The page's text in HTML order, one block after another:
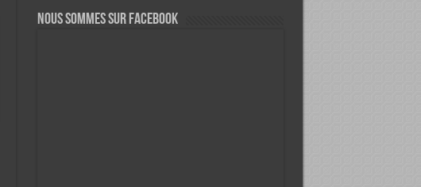
Nous sommes sur FaceBook